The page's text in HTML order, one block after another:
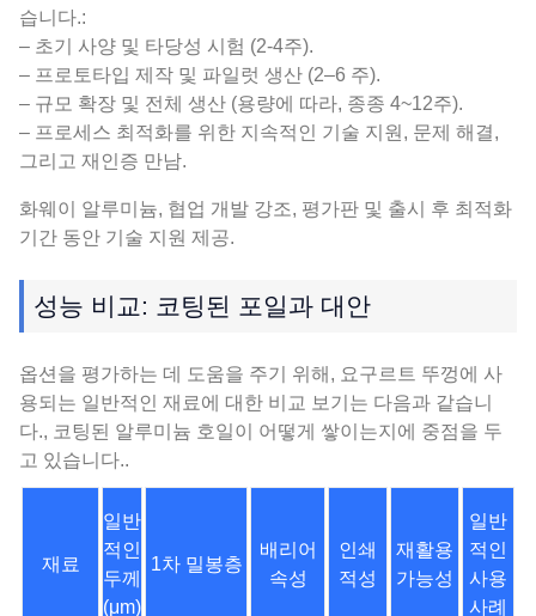
습니다.:
– 초기 사양 및 타당성 시험 (2-4주).
– 프로토타입 제작 및 파일럿 생산 (2–6 주).
– 규모 확장 및 전체 생산 (용량에 따라, 종종 4~12주).
– 프로세스 최적화를 위한 지속적인 기술 지원, 문제 해결,
그리고 재인증 만남.
화웨이 알루미늄, 협업 개발 강조, 평가판 및 출시 후 최적화
기간 동안 기술 지원 제공.
성능 비교: 코팅된 포일과 대안
옵션을 평가하는 데 도움을 주기 위해, 요구르트 뚜껑에 사
용되는 일반적인 재료에 대한 비교 보기는 다음과 같습니
다., 코팅된 알루미늄 호일이 어떻게 쌓이는지에 중점을 두
고 있습니다..
재료
일반
적인
두께
(μm)
1차 밀봉층
배리어
속성
인쇄
적성
재활용
가능성
일반
적인
사용
사례